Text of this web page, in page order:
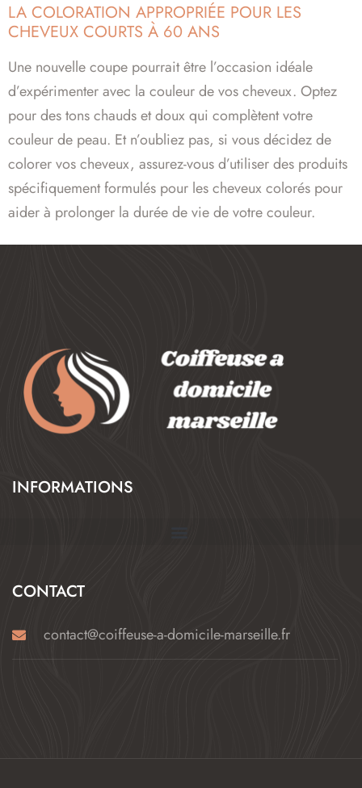
LA COLORATION APPROPRIÉE POUR LES
CHEVEUX COURTS À 60 ANS
Une nouvelle coupe pourrait être l’occasion idéale
d’expérimenter avec la couleur de vos cheveux. Optez
pour des tons chauds et doux qui complètent votre
couleur de peau. Et n’oubliez pas, si vous décidez de
colorer vos cheveux, assurez-vous d’utiliser des produits
spécifiquement formulés pour les cheveux colorés pour
aider à prolonger la durée de vie de votre couleur.
INFORMATIONS
CONTACT
contact@coiffeuse-a-domicile-marseille.fr